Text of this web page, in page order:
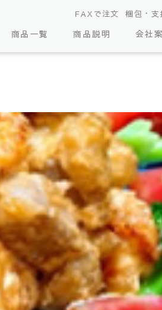
FAXで注文 梱包・支
商品一覧 商品説明 会社